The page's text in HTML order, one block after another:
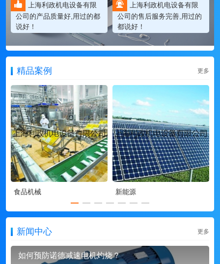
上海利政机电设备有限
公司的产品质量好,用过的都
说好！
上海利政机电设备有限
公司的售后服务完善,用过的
都说好！
精品案例 更多
食品机械 新能源
新闻中心 更多
如何预防诺德减速电机灼烧？